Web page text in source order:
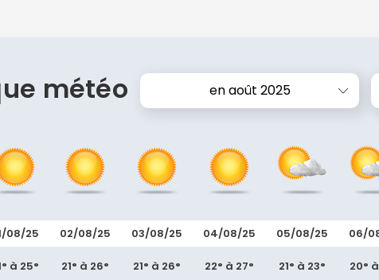
météo en août 2025
08/25
à 25°
02/08/25
21° à 26°
03/08/25
21° à 26°
04/08/25
22° à 27°
05/08/25
21° à 23°
06/
20°